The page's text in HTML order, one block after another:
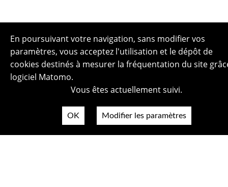
Politique de confidentialité
Mentions légales
En poursuivant votre navigation, sans modifier vos
paramètres, vous acceptez l'utilisation et le dépôt de
cookies destinés à mesurer la fréquentation du site
logiciel Matomo.
Vous êtes actuellement suivi.
OK Modifier les paramètres